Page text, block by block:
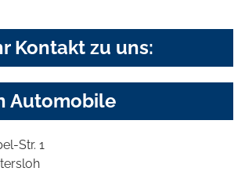
Kontakt zu uns:
Automobile
Str. 1